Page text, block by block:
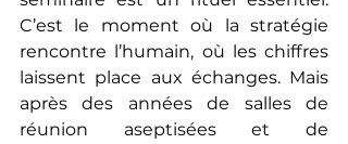
C’est le moment où la stratégie
rencontre l’humain, où les chiffres
laissent place aux échanges. Mais
après des années de salles de
réunion aseptisées et de